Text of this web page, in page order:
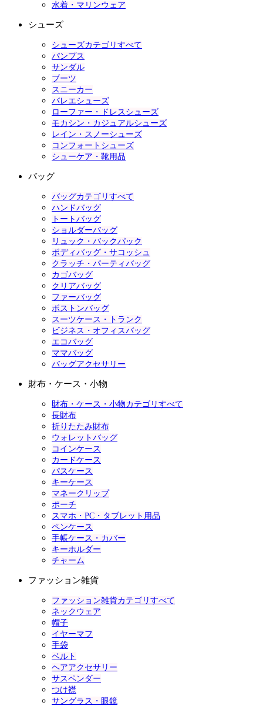
水着・マリンウェア
シューズ
シューズカテゴリすべて
パンプス
サンダル
ブーツ
スニーカー
バレエシューズ
ローファー・ドレスシューズ
モカシン・カジュアルシューズ
レイン・スノーシューズ
コンフォートシューズ
シューケア・靴用品
バッグ
バッグカテゴリすべて
ハンドバッグ
トートバッグ
ショルダーバッグ
リュック・バックパック
ボディバッグ・サコッシュ
クラッチ・パーティバッグ
カゴバッグ
クリアバッグ
ファーバッグ
ボストンバッグ
スーツケース・トランク
ビジネス・オフィスバッグ
エコバッグ
ママバッグ
バッグアクセサリー
財布・ケース・小物
財布・ケース・小物カテゴリすべて
長財布
折りたたみ財布
ウォレットバッグ
コインケース
カードケース
パスケース
キーケース
マネークリップ
ポーチ
スマホ・PC・タブレット用品
ペンケース
手帳ケース・カバー
キーホルダー
チャーム
ファッション雑貨
ファッション雑貨カテゴリすべて
ネックウェア
帽子
イヤーマフ
手袋
ベルト
ヘアアクセサリー
サスペンダー
つけ襟
サングラス・眼鏡